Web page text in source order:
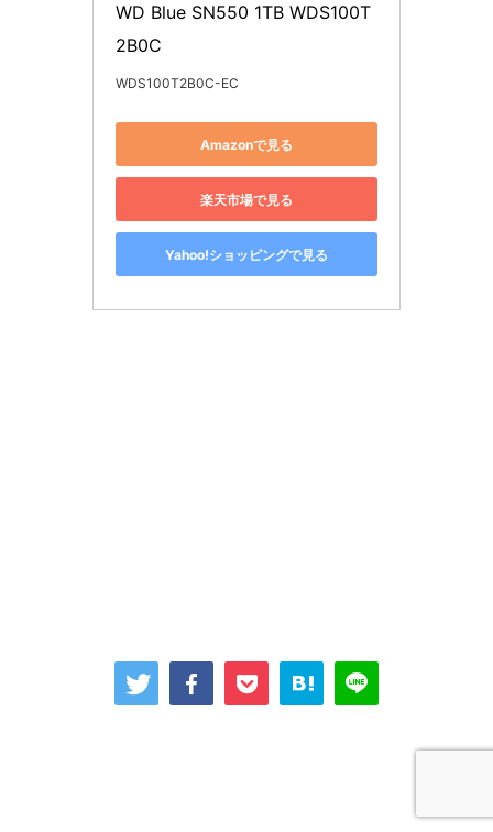
WD Blue SN550 1TB WDS100T
2B0C
WDS100T2B0C-EC
Amazonで見る
楽天市場で見る
Yahoo!ショッピングで見る